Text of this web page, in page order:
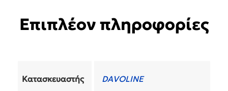
Επιπλέον πληροφορίες
Κατασκευαστής DAVOLINE